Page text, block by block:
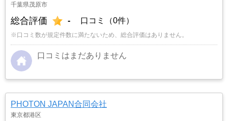
千葉県茂原市
総合評価 - 口コミ（0件）
※口コミ数が規定件数に満たないため、総合評価はありません。
口コミはまだありません
PHOTON JAPAN合同会社
東京都港区